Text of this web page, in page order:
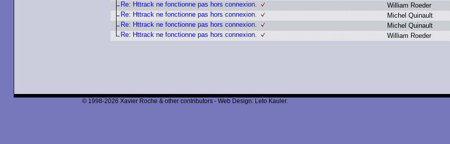
Re: Httrack ne fonctionne pas hors connexion. William Roeder
Re: Httrack ne fonctionne pas hors connexion. Michel Quinault
Re: Httrack ne fonctionne pas hors connexion. Michel Quinault
Re: Httrack ne fonctionne pas hors connexion. William Roeder
© 1998-2026 Xavier Roche & other contributors - Web Design: Leto Kauler.